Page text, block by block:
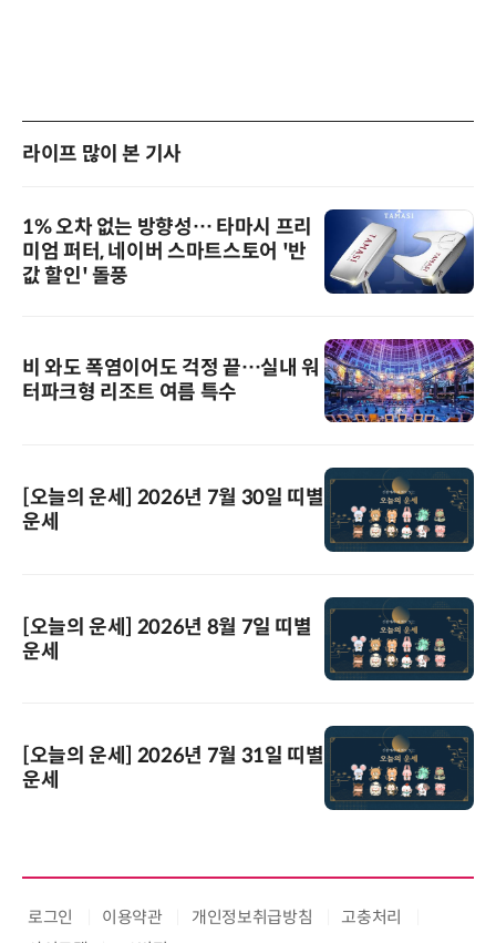
라이프 많이 본 기사
1% 오차 없는 방향성… 타마시 프리
미엄 퍼터, 네이버 스마트스토어 '반
값 할인' 돌풍
비 와도 폭염이어도 걱정 끝…실내 워
터파크형 리조트 여름 특수
[오늘의 운세] 2026년 7월 30일 띠별
운세
[오늘의 운세] 2026년 8월 7일 띠별
운세
[오늘의 운세] 2026년 7월 31일 띠별
운세
로그인 이용약관 개인정보취급방침
고충처리